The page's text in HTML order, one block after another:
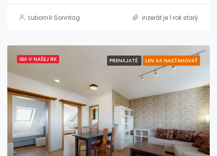
Ľubomír Sonntag inzerát je 1 rok starý
IBA V NAŠEJ RK PRENAJATÉ LEN SA NASŤAHOVAŤ